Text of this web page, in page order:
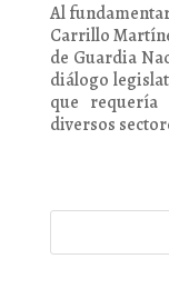
Al
Carrillo
de Guardia
diálogo
que requería
diversos